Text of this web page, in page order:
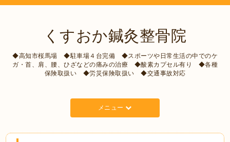
くすおか鍼灸整骨院
◆高知市桜馬場 ◆駐車場４台完備 ◆スポーツや日常生活の中でのケ
ガ・首、肩、腰、ひざなどの痛みの治療 ◆酸素カプセル有り ◆各種
保険取扱い ◆労災保険取扱い ◆交通事故対応
メニュー